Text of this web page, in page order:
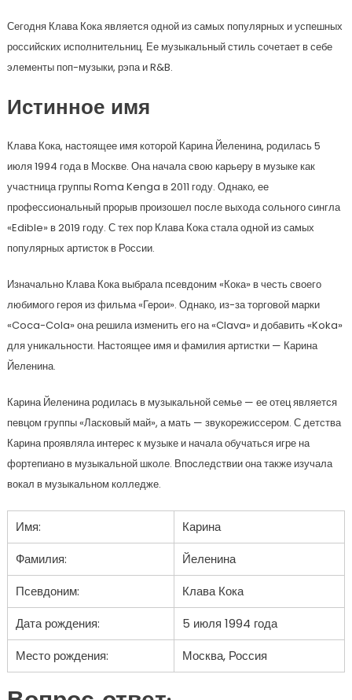
Сегодня Клава Кока является одной из самых популярных и успешных
российских исполнительниц. Ее музыкальный стиль сочетает в себе
элементы поп-музыки, рэпа и R&B.
Истинное имя
Клава Кока, настоящее имя которой Карина Йеленина, родилась 5
июля 1994 года в Москве. Она начала свою карьеру в музыке как
участница группы Roma Kenga в 2011 году. Однако, ее
профессиональный прорыв произошел после выхода сольного сингла
«Edible» в 2019 году. С тех пор Клава Кока стала одной из самых
популярных артисток в России.
Изначально Клава Кока выбрала псевдоним «Кока» в честь своего
любимого героя из фильма «Герои». Однако, из-за торговой марки
«Coca-Cola» она решила изменить его на «Clava» и добавить «Koka»
для уникальности. Настоящее имя и фамилия артистки — Карина
Йеленина.
Карина Йеленина родилась в музыкальной семье — ее отец является
певцом группы «Ласковый май», а мать — звукорежиссером. С детства
Карина проявляла интерес к музыке и начала обучаться игре на
фортепиано в музыкальной школе. Впоследствии она также изучала
вокал в музыкальном колледже.
Имя:
Карина
Фамилия:
Йеленина
Псевдоним:
Клава Кока
Дата рождения:
5 июля 1994 года
Место рождения:
Москва, Россия